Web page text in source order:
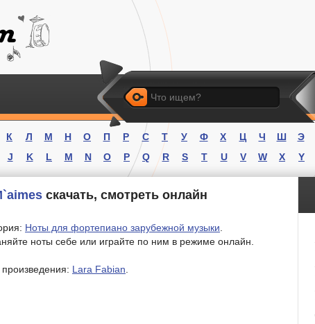
Искать
К Л М Н О П Р С Т У Ф Х Ц Ч Ш Э
J
K L M N O P Q R S T U V W X Y
скачать, смотреть онлайн
Ноты для фортепиано зарубежной музыки
ноты себе или играйте по ним в режиме онлайн.
Lara Fabian